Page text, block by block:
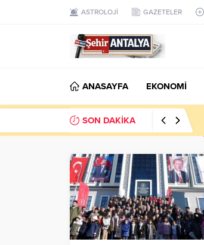
ASTROLOJİ GAZETELER
ANASAYFA EKONOMİ
SON DAKİKA